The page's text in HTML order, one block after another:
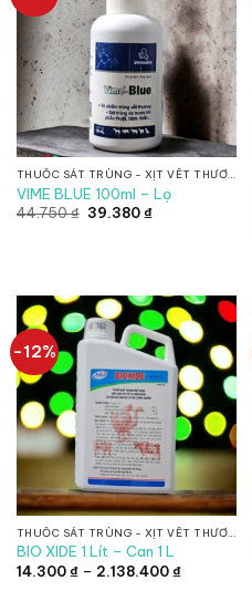
THUỐC SÁT TRÙNG - XỊT VẾT THƯƠNG
VIME BLUE 100ml – Lọ
44.750₫ Giá
39.380₫Giá
-12%
THUỐC SÁT TRÙNG - XỊT VẾT THƯƠNG
BIO XIDE 1 Lít – Can 1 L
14.300₫ – 2.138.400₫Khoảng